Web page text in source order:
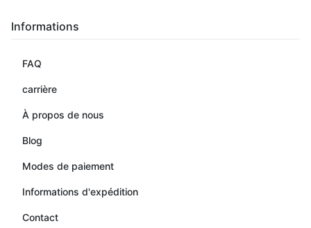
Informations
FAQ
carrière
À propos de nous
Blog
Modes de paiement
Informations d'expédition
Contact